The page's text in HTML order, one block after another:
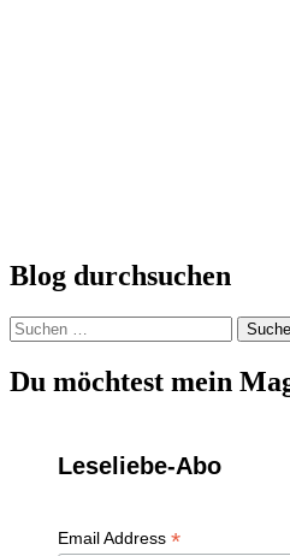
Blog durchsuchen
Suchen
nach:
Du möchtest mein
Leseliebe-Abo
Email Address *